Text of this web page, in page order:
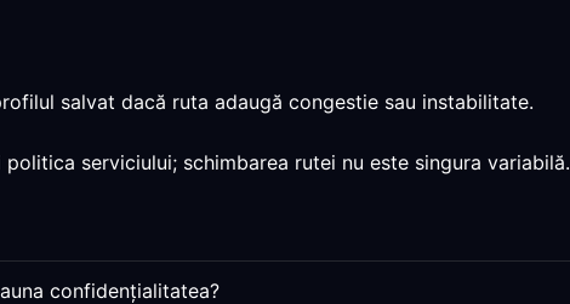
salvat dacă ruta adaugă congestie sau instabilitate.
serviciului; schimbarea rutei nu este singura variabilă.
confidențialitatea?